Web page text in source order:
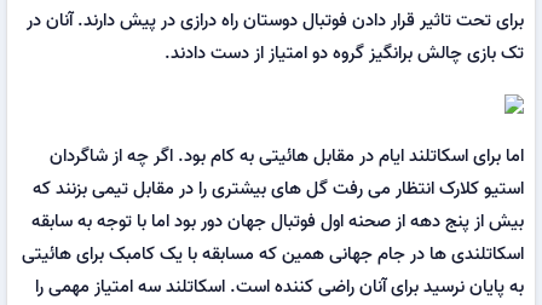
برای تحت تاثیر قرار دادن فوتبال دوستان راه درازی در پیش دارند. آنان در
تک بازی چالش برانگیز گروه دو امتیاز از دست دادند.
اما برای اسکاتلند ایام در مقابل هائیتی به کام بود. اگر چه از شاگردان
استیو کلارک انتظار می رفت گل های بیشتری را در مقابل تیمی بزنند که
بیش از پنج دهه از صحنه اول فوتبال جهان دور بود اما با توجه به سابقه
اسکاتلندی ها در جام جهانی همین که مسابقه با یک کامبک برای هائیتی
به پایان نرسید برای آنان راضی کننده است. اسکاتلند سه امتیاز مهمی را